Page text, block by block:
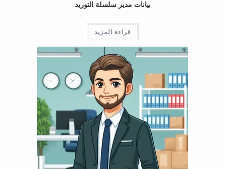
بيانات مدير سلسلة التوريد
قراءة المزيد